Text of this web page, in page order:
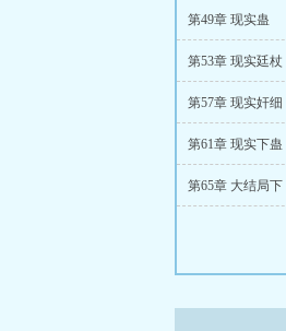
第49章 现实蛊
第53章 现实廷杖
第57章 现实奸细
第61章 现实下蛊
第65章 大结局下